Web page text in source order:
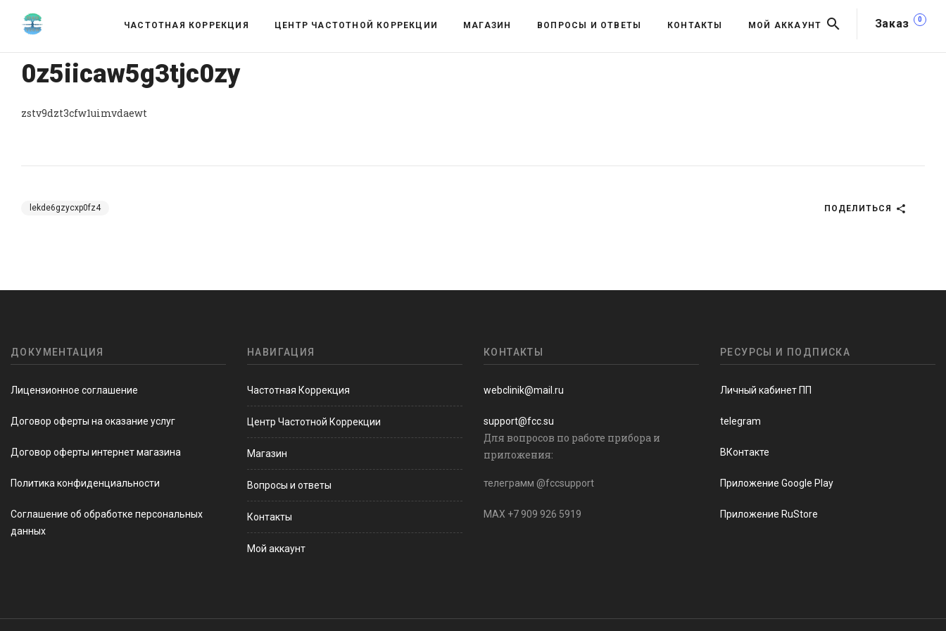
Заказ 0
ЧАСТОТНАЯ КОРРЕКЦИЯ ЦЕНТР ЧАСТОТНОЙ КОРРЕКЦИИ МАГАЗИН ВОПРОСЫ И ОТВЕТЫ КОНТАКТЫ МОЙ АККАУНТ
0z5iicaw5g3tjc0zy
zstv9dzt3cfw1uimvdaewt
lekde6gzycxp0fz4 ПОДЕЛИТЬСЯ
ДОКУМЕНТАЦИЯ
Лицензионное соглашение
Договор оферты на оказание услуг
Договор оферты интернет магазина
Политика конфиденциальности
Соглашение об обработке персональных
данных
НАВИГАЦИЯ
Частотная Коррекция
Центр Частотной Коррекции
Магазин
Вопросы и ответы
Контакты
Мой аккаунт
КОНТАКТЫ
webclinik@mail.ru
support@fcc.su
Для вопросов по работе прибора и
приложения:
телеграмм @fccsupport
MAX +7 909 926 5919
РЕСУРСЫ И ПОДПИСКА
Личный кабинет ПП
telegram
ВКонтакте
Приложение Google Play
Приложение RuStore